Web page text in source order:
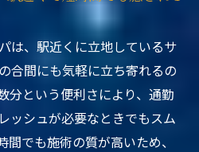
は、駅近くに立地しているサ
合間にも気軽に立ち寄れるの
分という便利さにより、通勤
ッシュが必要なときでもスム
でも施術の質が高いため、